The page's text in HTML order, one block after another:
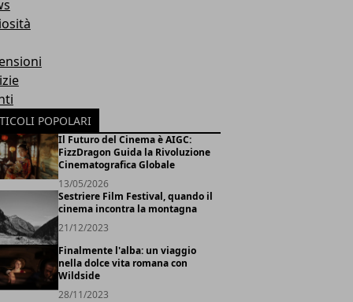
POPOLARI
Il Futuro del Cinema è AIGC:
FizzDragon Guida la Rivoluzione
Cinematografica Globale
13/05/2026
Sestriere Film Festival, quando il
cinema incontra la montagna
21/12/2023
Finalmente l'alba: un viaggio
nella dolce vita romana con
Wildside
28/11/2023